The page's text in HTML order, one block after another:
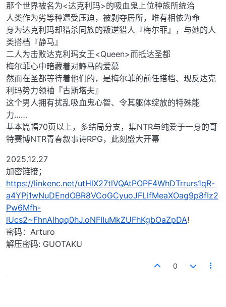
那个世界被名为<达克利玛>的吸血鬼上位种族所统治
人类作为劣等种遭受压迫，被剥夺居所，唯有相依为命
身为达克利玛却猎杀同族的叛逆猎人『梅尔菲』，与她的人
类搭档『静马』
二人为击败达克利玛女王<Queen>而抵达圣都
梅尔菲心中暗藏着对静马的爱慕
然而在圣都等待着他们的，是梅尔菲的前任搭档、现反达克
利玛势力领袖『古斯塔夫』
这个男人拥有扰乱吸血鬼心智、令其躯体绽放的特殊能
力……
基本篇幅70页以上，多结局分支，集NTR与纯爱于一身的哥
特赛博NTR青春叙事诗RPG，此刻盛大开幕
2025.12.27
加密链接；
https://linkenc.net/utHlX27tlVQAtPOPF4WhDTrrurs1qR-
a4YPj1wNuDEndOBR8VCoGCyuoJFLlfMeaXOag9p8fIz2
Pw6Mfh-
lUcs2~FhnAlhqq0hJ.oNFIIuMkZUFhKgbOaZpDA!
密码：Arturo
解压密码: GUOTAKU
0